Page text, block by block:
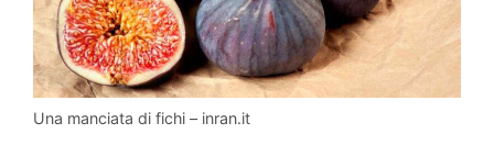
Una manciata di fichi – inran.it